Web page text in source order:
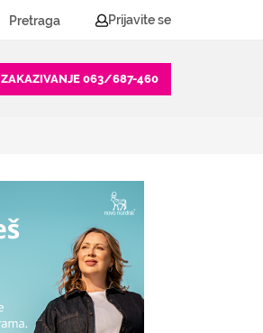
Prijavite se
ZAKAZIVANJE 063/687-460